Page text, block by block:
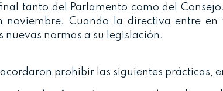
tanto del Parlamento como del
Cuando la directiva entre en
normas a su legislación.
prohibir las siguientes prácticas,